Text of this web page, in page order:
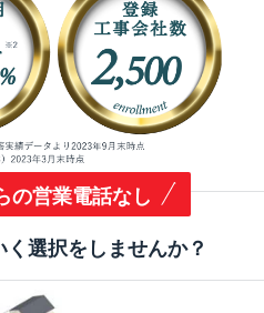
の営業電話なし
選択をしませんか？